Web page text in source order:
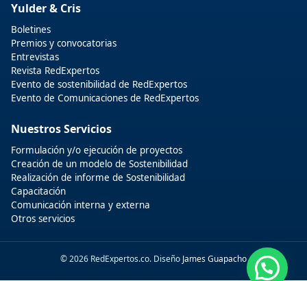
Yulder & Cris
Boletines
Premios y convocatorias
Entrevistas
Revista RedExpertos
Evento de sostenibilidad de RedExpertos
Evento de Comunicaciones de RedExpertos
Nuestros Servicios
Formulación y/o ejecución de proyectos
Creación de un modelo de Sostenibilidad
Realización de informe de Sostenibilidad
Capacitación
Comunicación interna y externa
Otros servicios
© 2026 RedExpertos.co. Diseño James Guapacho